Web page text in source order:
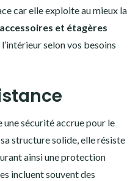
car elle exploite au mieux la
accessoires et étagères
selon vos besoins
une sécurité accrue pour le
structure solide, elle résiste
ainsi une protection
incluent souvent des